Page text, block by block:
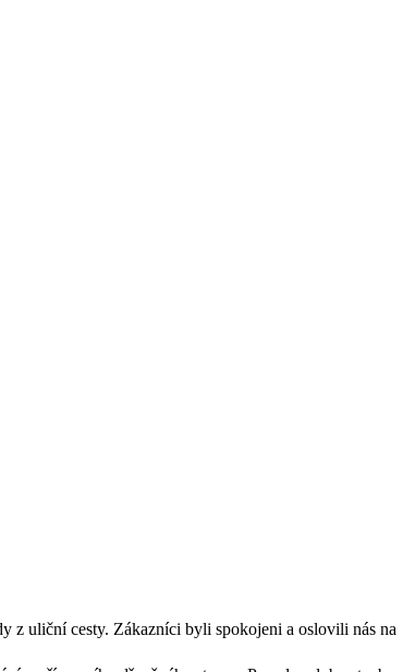
z uliční cesty. Zákazníci byli spokojeni a oslovili nás na